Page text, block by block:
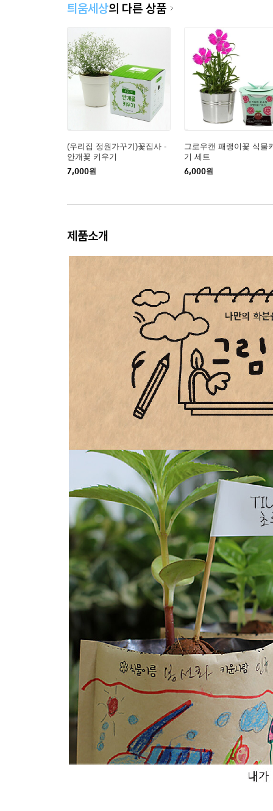
틔움세상의 다른 상품
(우리집 정원가꾸기)꽃집사 -
안개꽃 키우기
7,000원
그로우캔 패랭이꽃 식물
기 세트
6,000원
제품소개